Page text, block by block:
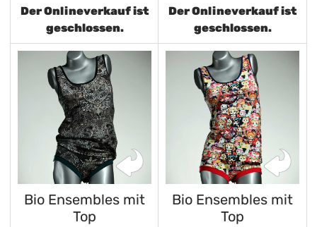
Der Onlineverkauf ist
geschlossen.
Der Onlineverkauf ist
geschlossen.
Bio Ensembles mit
Top
Bio Ensembles mit
Top